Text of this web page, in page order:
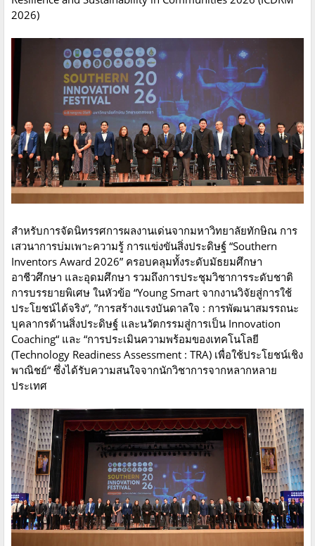
2026)
สำหรับการจัดนิทรรศการผลงานเด่นจากมหาวิทยาลัยทักษิณ การ
เสวนาการบ่มเพาะความรู้ การแข่งขันสิ่งประดิษฐ์ “Southern
Inventors Award 2026” ครอบคลุมทั้งระดับมัธยมศึกษา
อาชีวศึกษา และอุดมศึกษา รวมถึงการประชุมวิชาการระดับชาติ
การบรรยายพิเศษ ในหัวข้อ “Young Smart จากงานวิจัยสู่การใช้
ประโยชน์ได้จริง“, ”การสร้างแรงบันดาลใจ : การพัฒนาสมรรถนะ
บุคลากรด้านสิ่งประดิษฐ์ และนวัตกรรมสู่การเป็น Innovation
Coaching“ และ “การประเมินความพร้อมของเทคโนโลยี
(Technology Readiness Assessment : TRA) เพื่อใช้ประโยชน์เชิง
พาณิชย์“ ซึ่งได้รับความสนใจจากนักวิชาการจากหลากหลาย
ประเทศ